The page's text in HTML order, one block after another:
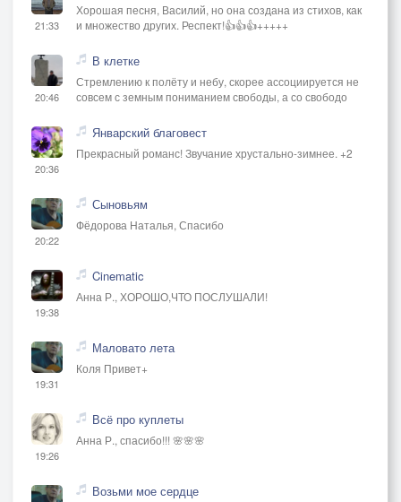
21:33
Хорошая песня, Василий, но она создана из стихов, как
и множество других. Респект!👍👍👍+++++
20:46
В клетке
Стремлению к полёту и небу, скорее ассоциируется не
совсем с земным пониманием свободы, а со свободо
20:36
Январский благовест
Прекрасный романс! Звучание хрустально-зимнее. +2
20:22
Сыновьям
Фёдорова Наталья, Спасибо
19:38
Cinematic
Анна Р., ХОРОШО,ЧТО ПОСЛУШАЛИ!
19:31
Маловато лета
Коля Привет+
19:26
Всё про куплеты
Анна Р., спасибо!!! 🌸🌸🌸
Возьми мое сердце